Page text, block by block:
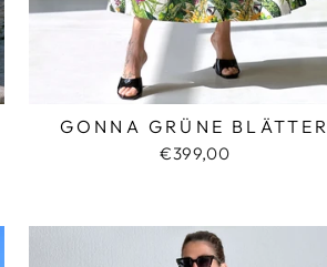
GONNA GRÜNE BLÄTTER
€399,00